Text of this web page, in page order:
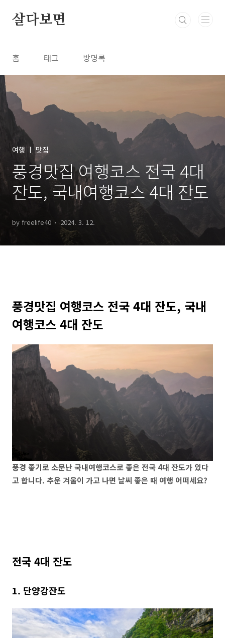
살다보면
홈 태그 방명록
여행 ㅣ 맛집
풍경맛집 여행코스 전국 4대
잔도, 국내여행코스 4대 잔도
by freelife40 2024. 3. 12.
풍경맛집 여행코스 전국 4대 잔도, 국내
여행코스 4대 잔도
풍경 좋기로 소문난 국내여행코스로 좋은 전국 4대 잔도가 있다
고 합니다. 추운 겨울이 가고 나면 날씨 좋은 때 여행 어떠세요?
전국 4대 잔도
1. 단양강잔도